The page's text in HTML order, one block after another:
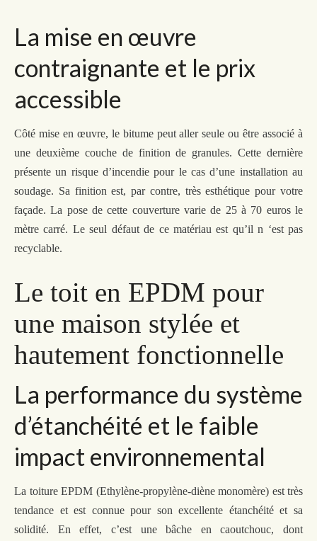
La mise en œuvre
contraignante et le prix
accessible
Côté mise en œuvre, le bitume peut aller seule ou être associé à
une deuxième couche de finition de granules. Cette dernière
présente un risque d’incendie pour le cas d’une installation au
soudage. Sa finition est, par contre, très esthétique pour votre
façade.La pose de cette couverturevarie de 25 à 70 euros le
mètre carré. Le seul défaut de ce matériau est qu’il n ‘est pas
recyclable.
Le toit en EPDM pour
une maison stylée et
hautement fonctionnelle
La performance du système
d’étanchéité et le faible
impact environnemental
La toiture EPDM (Ethylène-propylène-diène monomère) est très
tendance etest connue pour son excellente étanchéité et sa
solidité. En effet, c’est une bâche en caoutchouc, dont